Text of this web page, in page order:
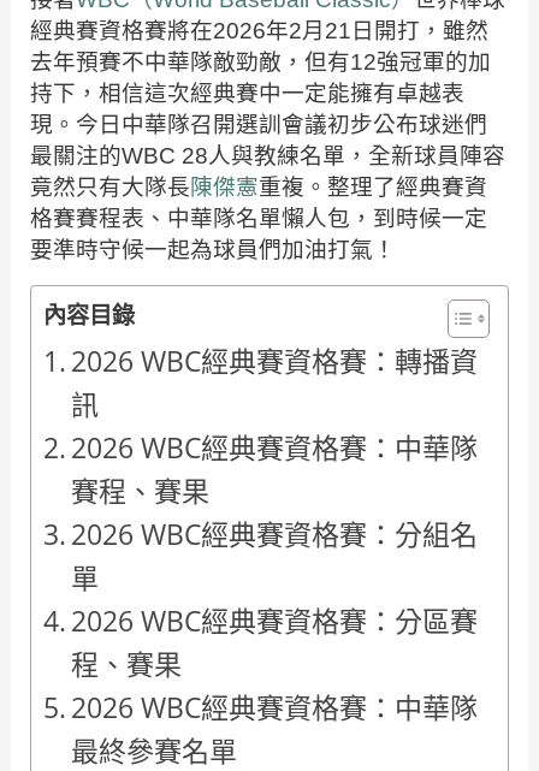
經典賽資格賽將在2026年2月21日開打，雖然
去年預賽不中華隊敵勁敵，但有12強冠軍的加
持下，相信這次經典賽中一定能擁有卓越表
現。今日中華隊召開選訓會議初步公布球迷們
最關注的WBC 28人與教練名單，全新球員陣容
竟然只有大隊長陳傑憲重複。整理了經典賽資
格賽賽程表、中華隊名單懶人包，到時候一定
要準時守候一起為球員們加油打氣！
內容目錄
2026 WBC經典賽資格賽：轉播資
訊
2026 WBC經典賽資格賽：中華隊
賽程、賽果
2026 WBC經典賽資格賽：分組名
單
2026 WBC經典賽資格賽：分區賽
程、賽果
2026 WBC經典賽資格賽：中華隊
最終參賽名單